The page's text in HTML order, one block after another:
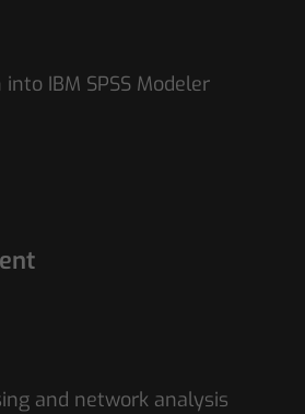
IBM SPSS Modeler
and network analysis